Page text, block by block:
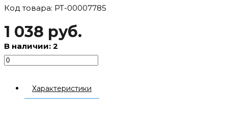
Код товара: РТ-00007785
1 038 руб.
В наличии: 2
Характеристики